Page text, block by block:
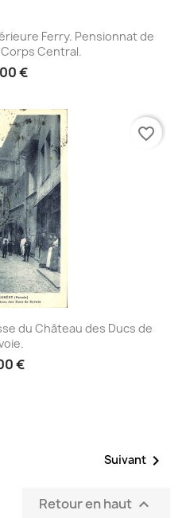
Ferry. Pensionnat de
Central.
€
du Château des Ducs de
€
favorite_border
Suivant 
Retour en haut 